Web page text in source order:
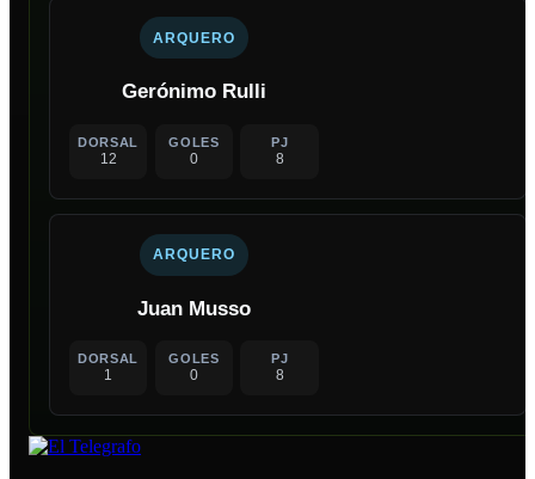
ARQUERO
Gerónimo Rulli
DORSAL
12
GOLES
0
PJ
8
ARQUERO
Juan Musso
DORSAL
1
GOLES
0
PJ
8